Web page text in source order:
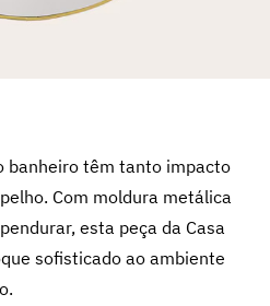
banheiro têm tanto impacto
Com moldura metálica
esta peça da Casa
sofisticado ao ambiente